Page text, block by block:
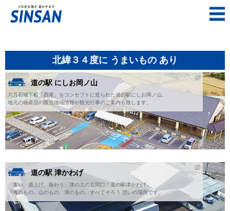
北緯３４度に うまいもの あり
道の駅 にしお岡ノ山
六万石城下町「西尾」をコンセプトに造られた道の駅にしお岡ノ山。
地元の物産品の販売地域情報や観光行事のご案内も致します。
道の駅 津かわげ
「集い、盛上げ、賑わう」津の北の玄関口！道の駅津かわげ。
『海のもの、山のもの、津のもの、すべてそろう 憩いの場所です。